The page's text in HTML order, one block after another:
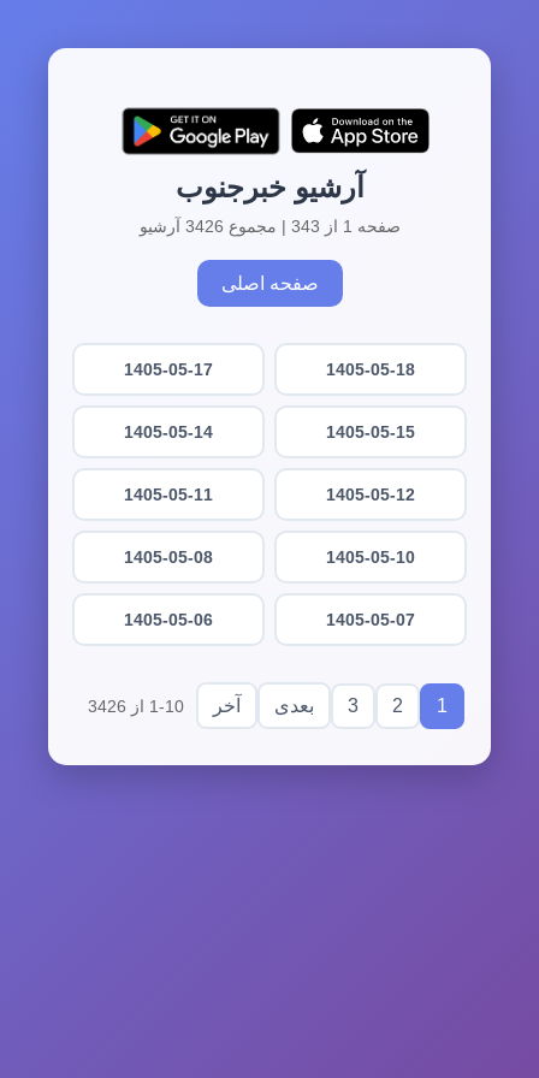
آرشیو خبرجنوب
صفحه 1 از 343 | مجموع 3426 آرشیو
صفحه اصلی
1405-05-18
1405-05-17
1405-05-15
1405-05-14
1405-05-12
1405-05-11
1405-05-10
1405-05-08
1405-05-07
1405-05-06
1
2
3 بعدی آخر 1-10 از 3426